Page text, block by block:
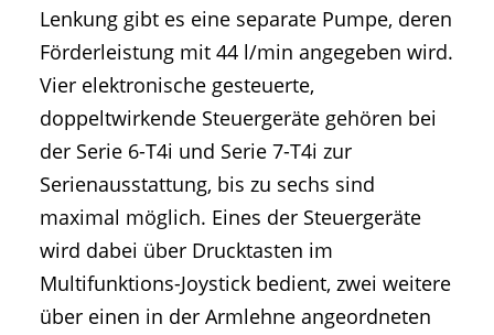
Lenkung gibt es eine separate Pumpe, deren
Förderleistung mit 44 l/min angegeben wird.
Vier elektronische gesteuerte,
doppeltwirkende Steuergeräte gehören bei
der Serie 6-T4i und Serie 7-T4i zur
Serienausstattung, bis zu sechs sind
maximal möglich. Eines der Steuergeräte
wird dabei über Drucktasten im
Multifunktions-Joystick bedient, zwei weitere
über einen in der Armlehne angeordneten